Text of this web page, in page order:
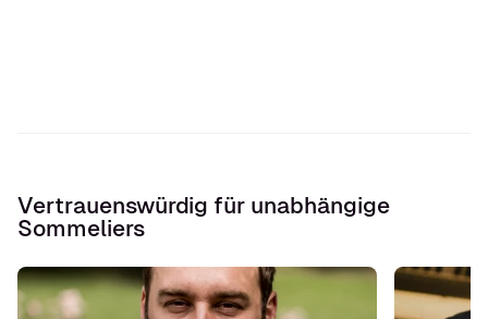
Vertrauenswürdig für unabhängige
Sommeliers